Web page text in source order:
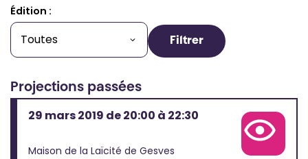
Édition :
Filtrer
Projections passées
29 mars 2019 de 20:00 à 22:30
Maison de la Laïcité de Gesves
Voir la fiche complète de cette projection